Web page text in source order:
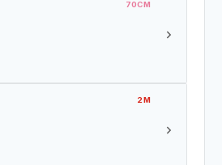
70CM
chevron_right
2M
chevron_right